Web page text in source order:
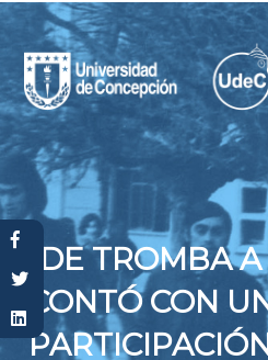
Usted está aquí
“DE TROMBA
CONTÓ CON